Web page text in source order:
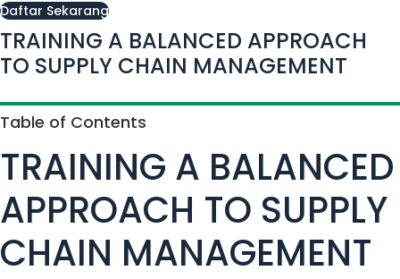
Daftar Sekarang
TRAINING A BALANCED APPROACH
TO SUPPLY CHAIN MANAGEMENT
Table of Contents
TRAINING A BALANCED
APPROACH TO SUPPLY
CHAIN MANAGEMENT